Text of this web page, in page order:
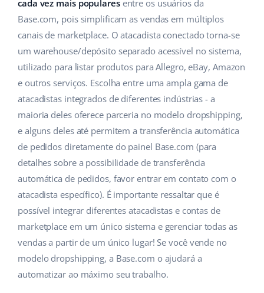
Gestão de Envios
Automação do fluxo de trabalho
Base Connect
IA para ecommerce
Base Analytics
Produtos infantis
Eletrônicos
Peças automotivas
Supermercado
Saúde e beleza
Moda
Ajuda
Academy
Blog
Serviços
Auditoria de contas
Outros
Casos de Sucesso
Calculadora de benefícios
Colaboração e parcerias
Parceiros Base
english (US)
english (GB)
english (IN)
čeština
deutsch
Ελληνικά
español (AR)
español (MX)
Français
Italiano
cada vez mais popularesentre os usuários da
Base.com, pois simplificam as vendas em múltiplos
canais de marketplace. O atacadista conectado torna-se
um warehouse/depósito separado acessível no sistema,
utilizado para listar produtos para Allegro, eBay, Amazon
e outros serviços. Escolha entre uma ampla gama de
atacadistas integrados de diferentes indústrias - a
maioria deles oferece parceria no modelo dropshipping,
e alguns deles até permitem a transferência automática
de pedidos diretamente do painel Base.com (para
detalhes sobre a possibilidade de transferência
automática de pedidos, favor entrar em contato com o
atacadista específico). É importante ressaltar que é
possível integrar diferentes atacadistas e contas de
marketplace em um único sistema e gerenciar todas as
vendas a partir de um único lugar! Se você vende no
modelo dropshipping, a Base.com o ajudará a
automatizar ao máximo seu trabalho.